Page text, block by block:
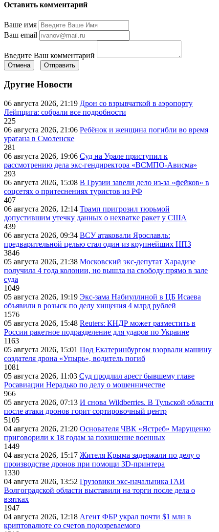
Оставить комментарий
Ваше имя
Ваш email
Введите Ваш комментарий
Отмена Отправить
Другие Новости
06 августа 2026, 21:19 Дрон со взрывчаткой в аэропорту
Лейпцига: собрали все подробности
225
06 августа 2026, 21:06 Ребёнок и женщина погибли во время
урагана в Смоленске
281
06 августа 2026, 19:06 Суд на Урале приступил к
рассмотрению дела экс-гендиректора «ВСМПО-Ависма»
293
06 августа 2026, 15:08 В Грузии завели дело из-за «фейков» в
соцсетях о притеснениях туристов из РФ
407
06 августа 2026, 12:14 Трамп пригрозил тюрьмой
допустившим утечку данных о нехватке ракет у США
439
06 августа 2026, 09:34 ВСУ атаковали Ярославль:
предварительной целью стал один из крупнейших НПЗ
3846
05 августа 2026, 21:38 Московский экс-депутат Харадизе
получила 4 года колонии, но вышла на свободу прямо в зале
суда
1049
05 августа 2026, 19:19 Экс-зама Набиуллиной в ЦБ Исаева
объявили в розыск по делу хищения 4 млрд рублей
1576
05 августа 2026, 15:48 Reuters: КНДР может разместить в
России ракетное подразделение для ударов по Украине
1163
05 августа 2026, 15:01 Под Екатеринбургом взорвали машину
создателя дрона «Упырь», водитель погиб
1081
05 августа 2026, 11:03 Суд продлил арест бывшему главе
Росавиации Нерадько по делу о мошенничестве
966
05 августа 2026, 07:13 И снова Wildberries. В Тульской области
после атаки дронов горит сортировочный центр
5105
04 августа 2026, 21:20 Основателя ЧВК «Ястреб» Марущенко
приговорили к 18 годам за похищение военных
1449
04 августа 2026, 15:17 Жителя Крыма задержали по делу о
производстве дронов при помощи 3D‑принтера
1330
04 августа 2026, 13:52 Грузовики экс-начальника ГАИ
Волгоградской области выставили на торги после дела о
взятках
1947
04 августа 2026, 12:18 Агент ФБР украл почти $1 млн в
криптовалюте со счетов подозреваемого